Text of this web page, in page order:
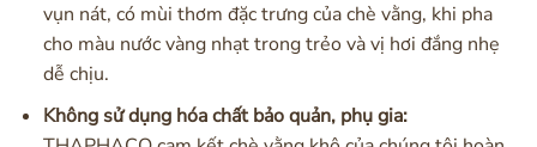
vụn nát, có mùi thơm đặc trưng của chè vằng, khi pha
cho màu nước vàng nhạt trong trẻo và vị hơi đắng nhẹ
dễ chịu.
Không sử dụng hóa chất bảo quản, phụ gia: